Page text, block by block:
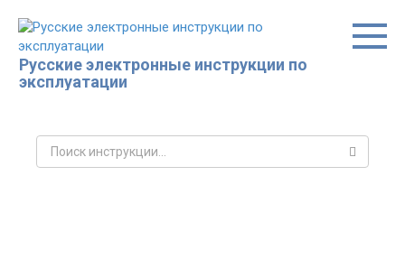
контенту
Русские электронные инструкции по
эксплуатации
Поиск: